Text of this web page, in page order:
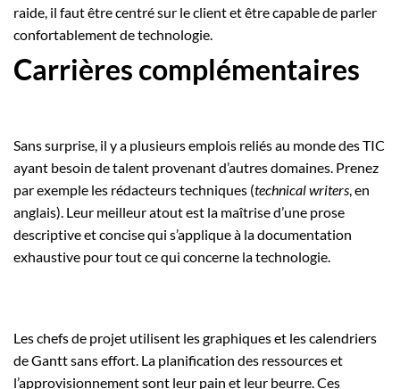
raide, il faut être centré sur le client et être capable de parler
confortablement de technologie.
Carrières complémentaires
Sans surprise, il y a plusieurs emplois reliés au monde des TIC
ayant besoin de talent provenant d’autres domaines. Prenez
par exemple les rédacteurs techniques (technical writers, en
anglais). Leur meilleur atout est la maîtrise d’une prose
descriptive et concise qui s’applique à la documentation
exhaustive pour tout ce qui concerne la technologie.
Les chefs de projet utilisent les graphiques et les calendriers
de Gantt sans effort. La planification des ressources et
l’approvisionnement sont leur pain et leur beurre. Ces